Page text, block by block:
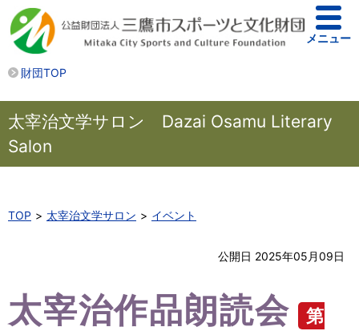
財団TOP
メニュー
太宰治文学サロン Dazai Osamu Literary
Salon
TOP 太宰治文学サロン イベント
公開日 2025年05月09日
太宰治作品朗読会
第